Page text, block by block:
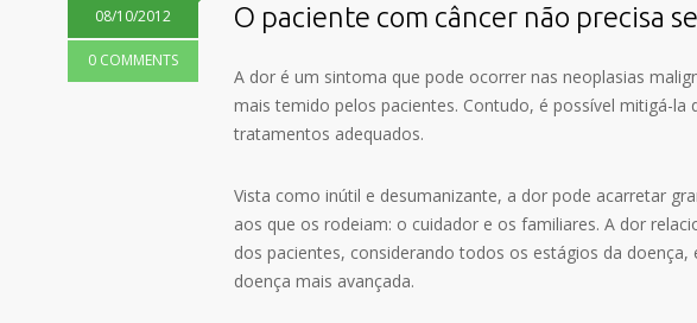
08/10/2012
0 COMMENTS
O paciente com câncer não precisa
A dor é um sintoma que pode ocorrer nas neoplasias
mais temido pelos pacientes. Contudo, é possível mitigá-
tratamentos adequados.
Vista como inútil e desumanizante, a dor pode acarretar
aos que os rodeiam: o cuidador e os familiares. A dor
dos pacientes, considerando todos os estágios da
doença mais avançada.